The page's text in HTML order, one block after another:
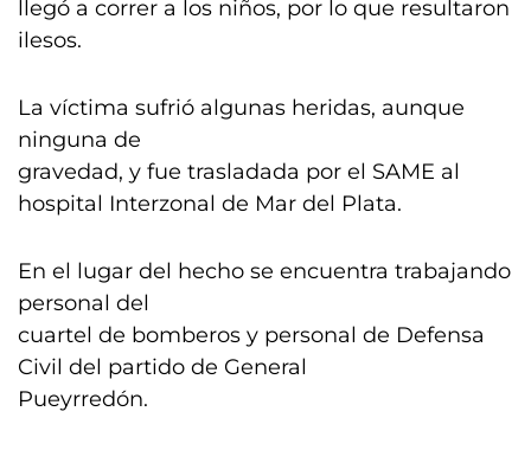
llegó a correr a los niños, por lo que resultaron
ilesos.
La víctima sufrió algunas heridas, aunque
ninguna de
gravedad, y fue trasladada por el SAME al
hospital Interzonal de Mar del Plata.
En el lugar del hecho se encuentra trabajando
personal del
cuartel de bomberos y personal de Defensa
Civil del partido de General
Pueyrredón.